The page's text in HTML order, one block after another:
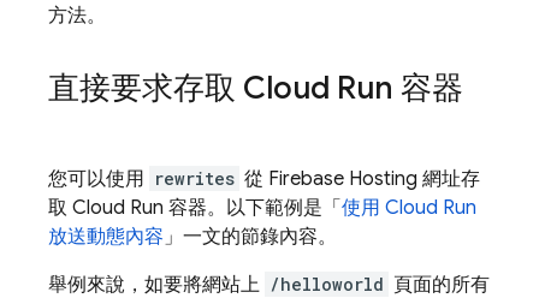
方法。
直接要求存取 Cloud Run 容器
您可以使用 rewrites 從 Firebase Hosting 網址存
取 Cloud Run 容器。以下範例是「 使用 Cloud Run
放送動態內容」一文的節錄內容。
舉例來說，如要將網站上 /helloworld 頁面的所有